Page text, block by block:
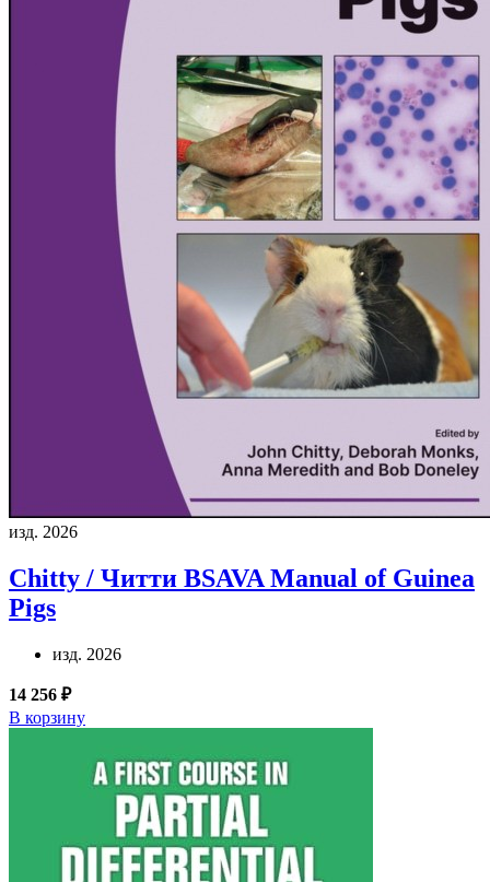
изд. 2026
Chitty / Читти BSAVA Manual of Guinea
Pigs
изд. 2026
14 256 ₽
В корзину